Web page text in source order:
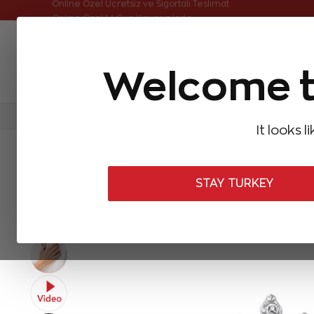
Welcome
It looks
STAY TURKEY
Online Özel Ücretsiz ve Sigortalı Teslimat
Aynı Gün Kargo Çok Satanlar